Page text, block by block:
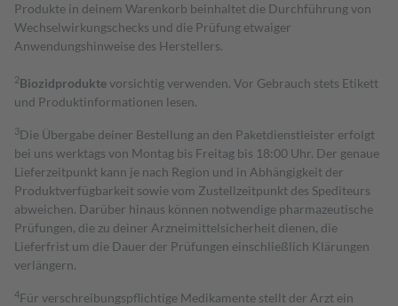
Produkte in deinem Warenkorb beinhaltet die Durchführung von
Wechselwirkungschecks und die Prüfung etwaiger
Anwendungshinweise des Herstellers.
2Biozidproduktevorsichtig verwenden. Vor Gebrauch stets Etikett
und Produktinformationen lesen.
3Die Übergabe deiner Bestellung an den Paketdienstleister erfolgt
bei uns werktags von Montag bis Freitag bis 18:00 Uhr. Der genaue
Lieferzeitpunkt kann je nach Region und in Abhängigkeit der
Produktverfügbarkeit sowie vom Zustellzeitpunkt des Spediteurs
abweichen. Darüber hinaus können notwendige pharmazeutische
Prüfungen, die zu deiner Arzneimittelsicherheit dienen, die
Lieferfrist um die Dauer der Prüfungen einschließlich Klärungen
verlängern.
4Für verschreibungspflichtige Medikamente stellt der Arzt ein